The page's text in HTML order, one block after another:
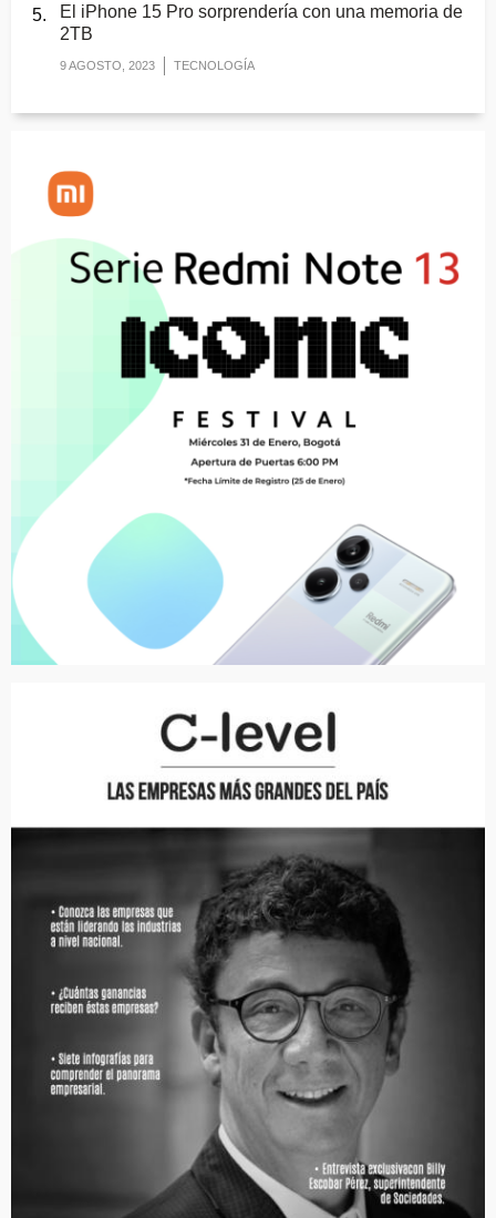
El iPhone 15 Pro sorprendería con una memoria de
2TB
9 AGOSTO, 2023 TECNOLOGÍA